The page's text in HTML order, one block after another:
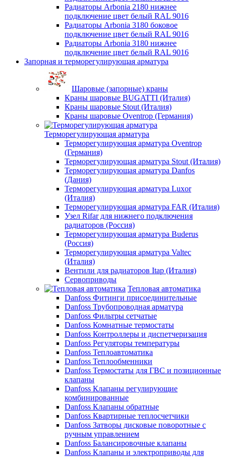
Радиаторы Arbonia 2180 нижнее
подключение цвет белый RAL 9016
Радиаторы Arbonia 3180 боковое
подключение цвет белый RAL 9016
Радиаторы Arbonia 3180 нижнее
подключение цвет белый RAL 9016
Запорная и терморегулирующая арматура
Шаровые (запорные) краны
Краны шаровые BUGATTI (Италия)
Краны шаровые Stout (Италия)
Краны шаровые Oventrop (Германия)
Терморегулирующая арматура
Терморегулирующая арматура Oventrop
(Германия)
Терморегулирующая арматура Stout (Италия)
Терморегулирующая арматура Danfos
(Дания)
Терморегулирующая арматура Luxor
(Италия)
Терморегулирующая арматура FAR (Италия)
Узел Rifar для нижнего подключения
радиаторов (Россия)
Терморегулирующая арматура Buderus
(Россия)
Терморегулирующая арматура Valtec
(Италия)
Вентили для радиаторов Itap (Италия)
Сервоприводы
Тепловая автоматика
Danfoss Фитинги присоединительные
Danfoss Трубопроводная арматура
Danfoss Фильтры сетчатые
Danfoss Комнатные термостаты
Danfoss Контроллеры и диспетчеризация
Danfoss Регуляторы температуры
Danfoss Теплоавтоматика
Danfoss Теплообменники
Danfoss Термостаты для ГВС и позиционные
клапаны
Danfoss Клапаны регулирующие
комбинированные
Danfoss Клапаны обратные
Danfoss Квартирные теплосчетчики
Danfoss Затворы дисковые поворотные с
ручным управлением
Danfoss Балансировочные клапаны
Danfoss Клапаны и электроприводы для